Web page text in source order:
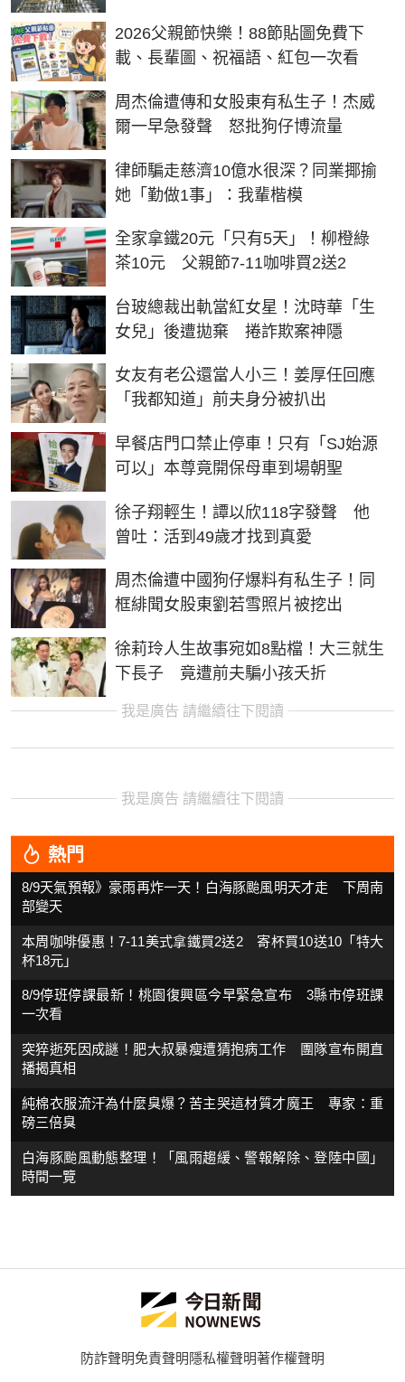
2026父親節快樂！88節貼圖免費下
載、長輩圖、祝福語、紅包一次看
周杰倫遭傳和女股東有私生子！杰威
爾一早急發聲 怒批狗仔博流量
律師騙走慈濟10億水很深？同業揶揄
她「勤做1事」：我輩楷模
全家拿鐵20元「只有5天」！柳橙綠
茶10元 父親節7-11咖啡買2送2
台玻總裁出軌當紅女星！沈時華「生
女兒」後遭拋棄 捲詐欺案神隱
女友有老公還當人小三！姜厚任回應
「我都知道」前夫身分被扒出
早餐店門口禁止停車！只有「SJ始源
可以」本尊竟開保母車到場朝聖
徐子翔輕生！譚以欣118字發聲 他
曾吐：活到49歲才找到真愛
周杰倫遭中國狗仔爆料有私生子！同
框緋聞女股東劉若雪照片被挖出
徐莉玲人生故事宛如8點檔！大三就生
下長子 竟遭前夫騙小孩夭折
我是廣告 請繼續往下閱讀
我是廣告 請繼續往下閱讀
熱門
8/9天氣預報》豪雨再炸一天！白海豚颱風明天才走 下周南
部變天
本周咖啡優惠！7-11美式拿鐵買2送2 寄杯買10送10「特大
杯18元」
8/9停班停課最新！桃園復興區今早緊急宣布 3縣市停班課
一次看
突猝逝死因成謎！肥大叔暴瘦遭猜抱病工作 團隊宣布開直
播揭真相
純棉衣服流汗為什麼臭爆？苦主哭這材質才魔王 專家：重
磅三倍臭
白海豚颱風動態整理！「風雨趨緩、警報解除、登陸中國」
時間一覽
防詐聲明免責聲明隱私權聲明著作權聲明